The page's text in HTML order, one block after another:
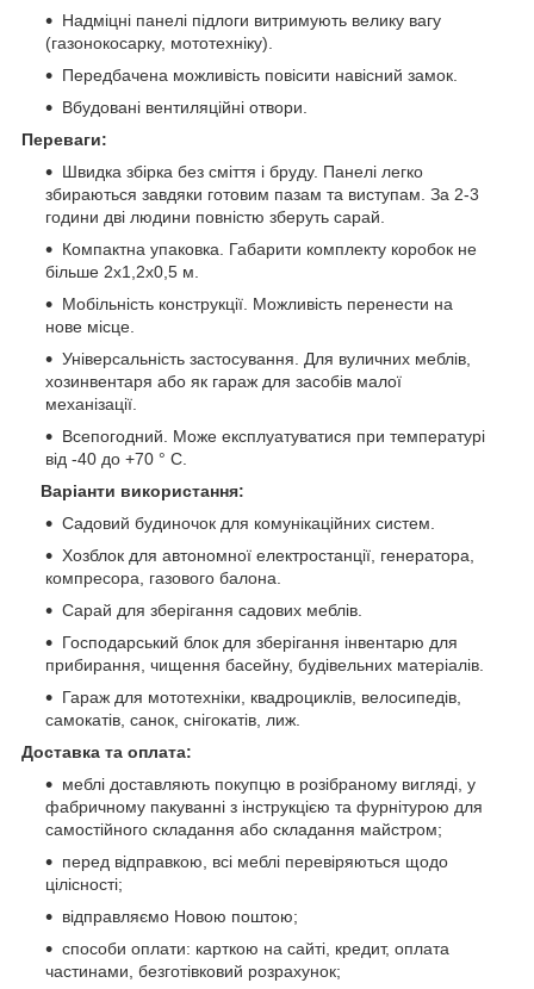
Надміцні панелі підлоги витримують велику вагу
(газонокосарку, мототехніку).
Передбачена можливість повісити навісний замок.
Вбудовані вентиляційні отвори.
Переваги:
Швидка збірка без сміття і бруду. Панелі легко
збираються завдяки готовим пазам та виступам. За 2-3
години дві людини повністю зберуть сарай.
Компактна упаковка. Габарити комплекту коробок не
більше 2х1,2х0,5 м.
Мобільність конструкції. Можливість перенести на
нове місце.
Універсальність застосування. Для вуличних меблів,
хозинвентаря або як гараж для засобів малої
механізації.
Всепогодний. Може експлуатуватися при температурі
від -40 до +70 ° С.
Варіанти використання:
Садовий будиночок для комунікаційних систем.
Хозблок для автономної електростанції, генератора,
компресора, газового балона.
Сарай для зберігання садових меблів.
Господарський блок для зберігання інвентарю для
прибирання, чищення басейну, будівельних матеріалів.
Гараж для мототехніки, квадроциклів, велосипедів,
самокатів, санок, снігокатів, лиж.
Доставка та оплата:
меблі доставляють покупцю в розібраному вигляді, у
фабричному пакуванні з інструкцією та фурнітурою для
самостійного складання або складання майстром;
перед відправкою, всі меблі перевіряються щодо
цілісності;
відправляємо Новою поштою;
способи оплати: карткою на сайті, кредит, оплата
частинами, безготівковий розрахунок;